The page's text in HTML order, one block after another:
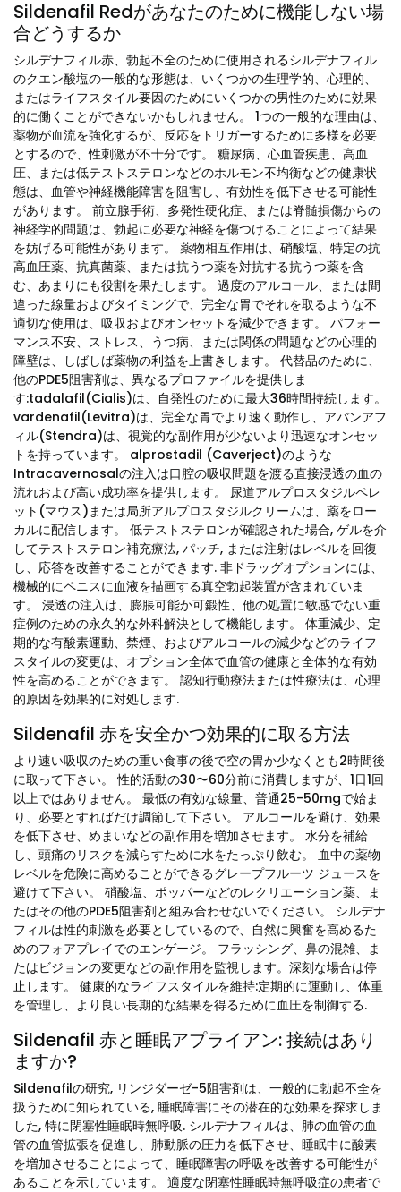
Sildenafil Redがあなたのために機能しない場
合どうするか
シルデナフィル赤、勃起不全のために使用されるシルデナフィル
のクエン酸塩の一般的な形態は、いくつかの生理学的、心理的、
またはライフスタイル要因のためにいくつかの男性のために効果
的に働くことができないかもしれません。 1つの一般的な理由は、
薬物が血流を強化するが、反応をトリガーするために多様を必要
とするので、性刺激が不十分です。 糖尿病、心血管疾患、高血
圧、または低テストステロンなどのホルモン不均衡などの健康状
態は、血管や神経機能障害を阻害し、有効性を低下させる可能性
があります。 前立腺手術、多発性硬化症、または脊髄損傷からの
神経学的問題は、勃起に必要な神経を傷つけることによって結果
を妨げる可能性があります。 薬物相互作用は、硝酸塩、特定の抗
高血圧薬、抗真菌薬、または抗うつ薬を対抗する抗うつ薬を含
む、あまりにも役割を果たします。 過度のアルコール、または間
違った線量およびタイミングで、完全な胃でそれを取るような不
適切な使用は、吸収およびオンセットを減少できます。 パフォー
マンス不安、ストレス、うつ病、または関係の問題などの心理的
障壁は、しばしば薬物の利益を上書きします。 代替品のために、
他のPDE5阻害剤は、異なるプロファイルを提供しま
す:tadalafil(Cialis)は、自発性のために最大36時間持続します。
vardenafil(Levitra)は、完全な胃でより速く動作し、アバンアフ
ィル(Stendra)は、視覚的な副作用が少ないより迅速なオンセッ
トを持っています。 alprostadil (Caverject)のような
Intracavernosalの注入は口腔の吸収問題を渡る直接浸透の血の
流れおよび高い成功率を提供します。 尿道アルプロスタジルペレ
ット(マウス)または局所アルプロスタジルクリームは、薬をロー
カルに配信します。 低テストステロンが確認された場合, ゲルを介
してテストステロン補充療法, パッチ, または注射はレベルを回復
し、応答を改善することができます. 非ドラッグオプションには、
機械的にペニスに血液を描画する真空勃起装置が含まれていま
す。 浸透の注入は、膨脹可能か可鍛性、他の処置に敏感でない重
症例のための永久的な外科解決として機能します。 体重減少、定
期的な有酸素運動、禁煙、およびアルコールの減少などのライフ
スタイルの変更は、オプション全体で血管の健康と全体的な有効
性を高めることができます。 認知行動療法または性療法は、心理
的原因を効果的に対処します.
Sildenafil 赤を安全かつ効果的に取る方法
より速い吸収のための重い食事の後で空の胃か少なくとも2時間後
に取って下さい。 性的活動の30〜60分前に消費しますが、1日1回
以上ではありません。 最低の有効な線量、普通25-50mgで始ま
り、必要とすればだけ調節して下さい。 アルコールを避け、効果
を低下させ、めまいなどの副作用を増加させます。 水分を補給
し、頭痛のリスクを減らすために水をたっぷり飲む。 血中の薬物
レベルを危険に高めることができるグレープフルーツ ジュースを
避けて下さい。 硝酸塩、ポッパーなどのレクリエーション薬、ま
たはその他のPDE5阻害剤と組み合わせないでください。 シルデナ
フィルは性的刺激を必要としているので、自然に興奮を高めるた
めのフォアプレイでのエンゲージ。 フラッシング、鼻の混雑、ま
たはビジョンの変更などの副作用を監視します。深刻な場合は停
止します。 健康的なライフスタイルを維持:定期的に運動し、体重
を管理し、より良い長期的な結果を得るために血圧を制御する.
Sildenafil 赤と睡眠アプライアン: 接続はあり
ますか?
Sildenafilの研究, リンジダーゼ-5阻害剤は、一般的に勃起不全を
扱うために知られている, 睡眠障害にその潜在的な効果を探求しま
した, 特に閉塞性睡眠時無呼吸. シルデナフィルは、肺の血管の血
管の血管拡張を促進し、肺動脈の圧力を低下させ、睡眠中に酸素
を増加させることによって、睡眠障害の呼吸を改善する可能性が
あることを示しています。 適度な閉塞性睡眠時無呼吸症の患者で